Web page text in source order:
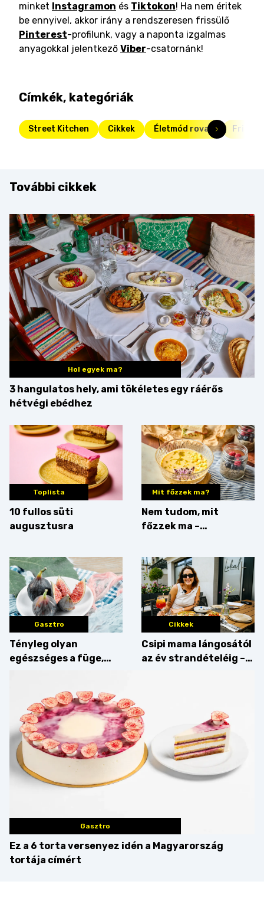
minket Instagramon és Tiktokon! Ha nem éritek
be ennyivel, akkor irány a rendszeresen frissülő
Pinterest-profilunk, vagy a naponta izgalmas
anyagokkal jelentkező Viber-csatornánk!
Címkék, kategóriák
Street Kitchen Cikkek Életmód rovat Friss
További cikkek
Hol egyek ma?
3 hangulatos hely, ami tökéletes egy ráérős
hétvégi ebédhez
Toplista
10 fullos süti
augusztusra
Mit főzzek ma?
Nem tudom, mit
főzzek ma –
Gasztro
Tényleg olyan
egészséges a füge,
Cikkek
Csipi mama lángosától
az év strandételéig –
Gasztro
Ez a 6 torta versenyez idén a Magyarország
tortája címért